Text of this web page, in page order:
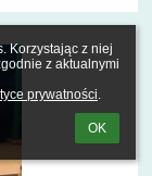
Korzystając z niej
z aktualnymi
prywatności.
OK